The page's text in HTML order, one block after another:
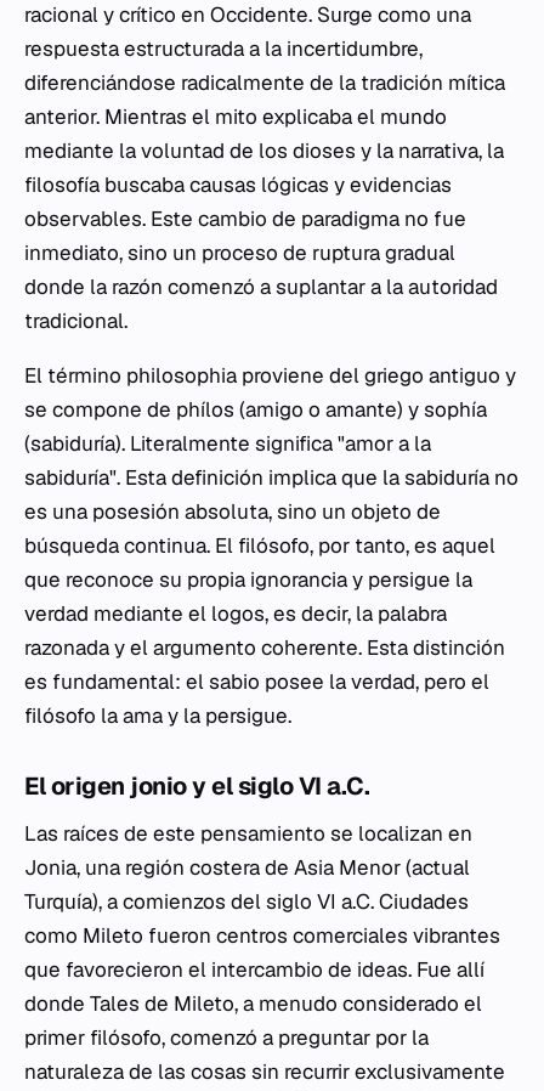
racional y crítico en Occidente. Surge como una
respuesta estructurada a la incertidumbre,
diferenciándose radicalmente de la tradición mítica
anterior. Mientras el mito explicaba el mundo
mediante la voluntad de los dioses y la narrativa, la
filosofía buscaba causas lógicas y evidencias
observables. Este cambio de paradigma no fue
inmediato, sino un proceso de ruptura gradual
donde la razón comenzó a suplantar a la autoridad
tradicional.
El término philosophia proviene del griego antiguo y
se compone de phílos (amigo o amante) ysophía
(sabiduría). Literalmente significa "amor a la
sabiduría". Esta definición implica que la sabiduría no
es una posesión absoluta, sino un objeto de
búsqueda continua. El filósofo, por tanto, es aquel
que reconoce su propia ignorancia y persigue la
verdad mediante el logos, es decir, la palabra
razonada y el argumento coherente. Esta distinción
es fundamental: el sabio posee la verdad, pero el
filósofo la ama y la persigue.
El origen jonio y el siglo VI a.C.
Las raíces de este pensamiento se localizan en
Jonia, una región costera de Asia Menor (actual
Turquía), a comienzos del siglo VI a.C. Ciudades
como Mileto fueron centros comerciales vibrantes
que favorecieron el intercambio de ideas. Fue allí
donde Tales de Mileto, a menudo considerado el
primer filósofo, comenzó a preguntar por la
naturaleza de las cosas sin recurrir exclusivamente